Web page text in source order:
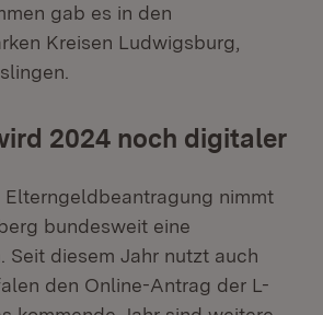
gab es in den
Kreisen Ludwigsburg,
2024 noch digitaler
nimmt
bundesweit eine
Seit diesem Jahr nutzt auch
den Online-Antrag der L-